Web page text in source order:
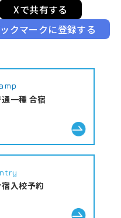
Xで共有する
クマークに登録する
一種 合宿
入校予約